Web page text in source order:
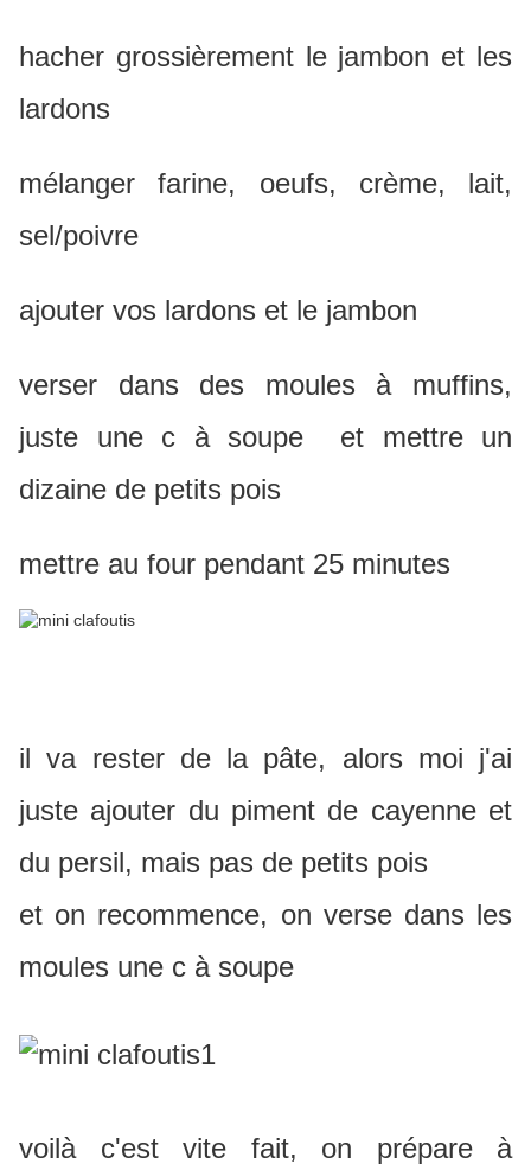
hacher grossièrement le jambon et les
lardons
mélanger farine, oeufs, crème, lait,
sel/poivre
ajouter vos lardons et le jambon
verser dans des moules à muffins,
juste une c à soupe et mettre un
dizaine de petits pois
mettre au four pendant 25 minutes
il va rester de la pâte, alors moi j'ai
juste ajouter du piment de cayenne et
du persil, mais pas de petits pois
et on recommence, on verse dans les
moules une c à soupe
voilà c'est vite fait, on prépare à